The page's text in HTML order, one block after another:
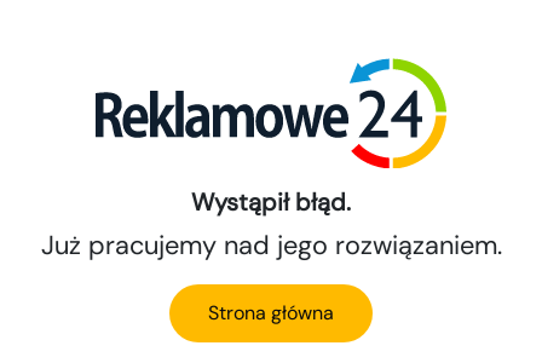
Wystąpił błąd.
Już pracujemy nad jego rozwiązaniem.
Strona główna